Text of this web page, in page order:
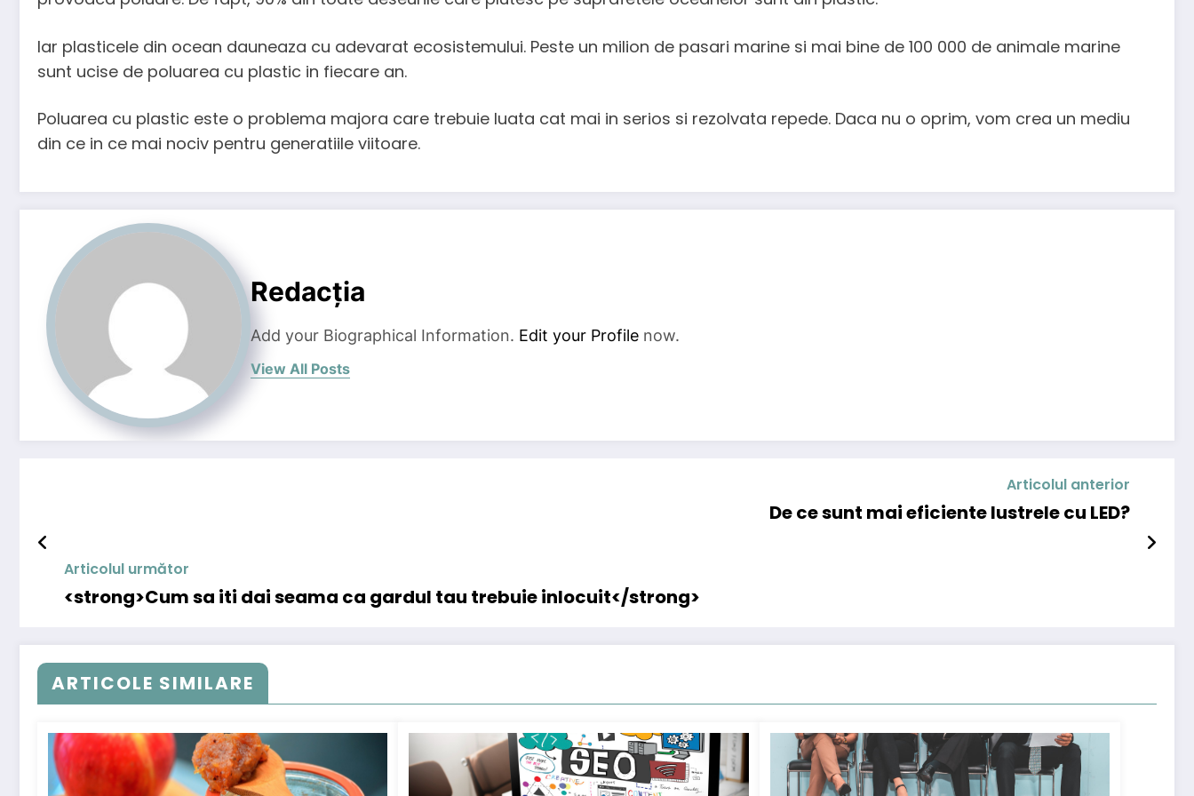
Iar plasticele din ocean dauneaza cu adevarat ecosistemului. Peste un milion de pasari marine si mai bine de 100 000 de animale marine
sunt ucise de poluarea cu plastic in fiecare an.
Poluarea cu plastic este o problema majora care trebuie luata cat mai in serios si rezolvata repede. Daca nu o oprim, vom crea un mediu
din ce in ce mai nociv pentru generatiile viitoare.
Redacția
Add your Biographical Information. Edit your Profile now.
View All Posts
Articolul anterior
De ce sunt mai eficiente lustrele cu LED?
Articolul următor
<strong>Cum sa iti dai seama ca gardul tau trebuie inlocuit</strong>
ARTICOLE SIMILARE